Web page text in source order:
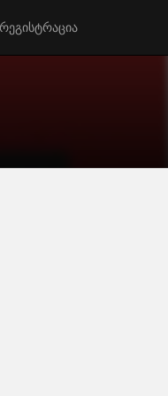
რეგისტრაცია